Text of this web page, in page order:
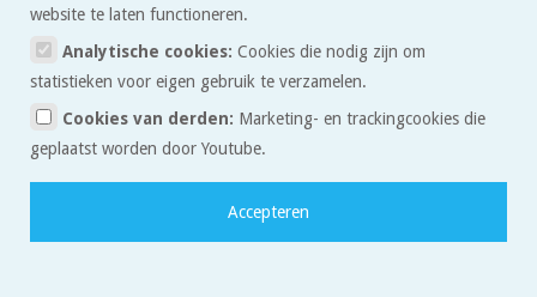
van de afleveringen van CSI, dan heb je stof genoeg om een
werkstuk tes schrijven over DNA. Deze films zijn makkelijk te vinden
in de videotheek.
Belangrijke onderdelen
Voor een werkstuk over DNA aan de hand van een van deze films
zijn de volgende onderdelen in ieder geval belangrijk:
website te laten functioneren.
Analytische cookies: Cookies die nodig zijn om
statistieken voor eigen gebruik te verzamelen.
Cookies van derden: Marketing- en trackingcookies die
geplaatst worden door Youtube.